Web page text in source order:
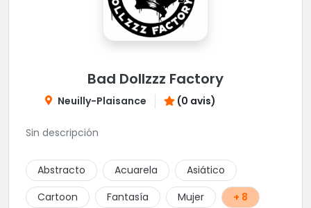
Bad Dollzzz Factory
Neuilly-Plaisance (0 avis)
Sin descripción
Abstracto Acuarela
Asiático
Cartoon
Fantasía Mujer + 8